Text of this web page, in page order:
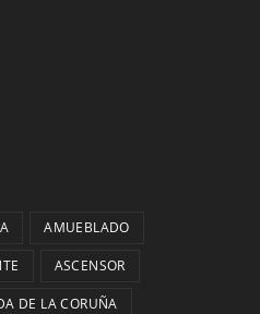
AMUEBLADO
ASCENSOR
DE LA CORUÑA